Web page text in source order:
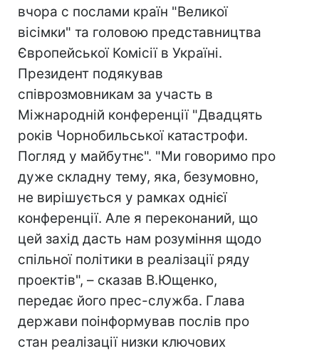
вчора с послами країн "Великої
вісімки" та головою представництва
Європейської Комісії в Україні.
Президент подякував
співрозмовникам за участь в
Міжнародній конференції "Двадцять
років Чорнобильської катастрофи.
Погляд у майбутнє". "Ми говоримо про
дуже складну тему, яка, безумовно,
не вирішується у рамках однієї
конференції. Але я переконаний, що
цей захід дасть нам розуміння щодо
спільної політики в реалізації ряду
проектів", – сказав В.Ющенко,
передає його прес-служба. Глава
держави поінформував послів про
стан реалізації низки ключових